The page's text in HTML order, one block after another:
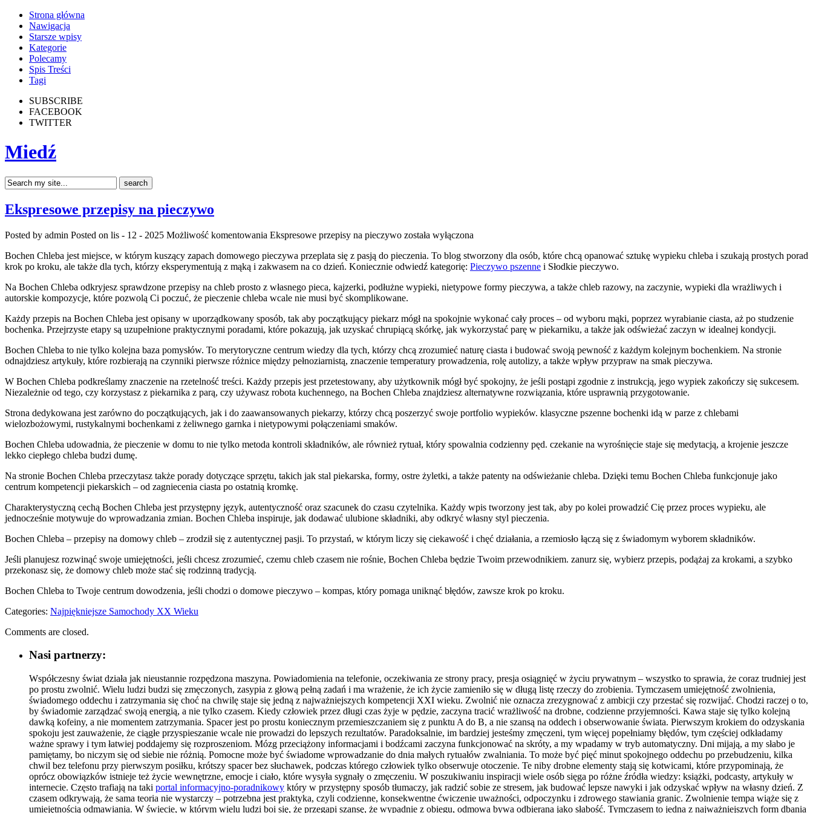
Strona główna
Nawigacja
Starsze wpisy
Kategorie
Polecamy
Spis Treści
Tagi
SUBSCRIBE
FACEBOOK
TWITTER
Miedź
Ekspresowe przepisy na pieczywo
Posted by admin Posted on lis - 12 - 2025 Możliwość komentowania Ekspresowe przepisy na pieczywo została wyłączona
Bochen Chleba jest miejsce, w którym kuszący zapach domowego pieczywa przeplata się z pasją do pieczenia. To blog stworzony dla osób, które chcą opanować sztukę wypieku chleba i szukają prostych porad
krok po kroku, ale także dla tych, którzy eksperymentują z mąką i zakwasem na co dzień. Koniecznie odwiedź kategorię: Pieczywo pszenne i Słodkie pieczywo.
Na Bochen Chleba odkryjesz sprawdzone przepisy na chleb prosto z własnego pieca, kajzerki, podłużne wypieki, nietypowe formy pieczywa, a także chleb razowy, na zaczynie, wypieki dla wrażliwych i
autorskie kompozycje, które pozwolą Ci poczuć, że pieczenie chleba wcale nie musi być skomplikowane.
Każdy przepis na Bochen Chleba jest opisany w uporządkowany sposób, tak aby początkujący piekarz mógł na spokojnie wykonać cały proces – od wyboru mąki, poprzez wyrabianie ciasta, aż po studzenie
bochenka. Przejrzyste etapy są uzupełnione praktycznymi poradami, które pokazują, jak uzyskać chrupiącą skórkę, jak wykorzystać parę w piekarniku, a także jak odświeżać zaczyn w idealnej kondycji.
Bochen Chleba to nie tylko kolejna baza pomysłów. To merytoryczne centrum wiedzy dla tych, którzy chcą zrozumieć naturę ciasta i budować swoją pewność z każdym kolejnym bochenkiem. Na stronie
odnajdziesz artykuły, które rozbierają na czynniki pierwsze różnice między pełnoziarnistą, znaczenie temperatury prowadzenia, rolę autolizy, a także wpływ przypraw na smak pieczywa.
W Bochen Chleba podkreślamy znaczenie na rzetelność treści. Każdy przepis jest przetestowany, aby użytkownik mógł być spokojny, że jeśli postąpi zgodnie z instrukcją, jego wypiek zakończy się sukcesem.
Niezależnie od tego, czy korzystasz z piekarnika z parą, czy używasz robota kuchennego, na Bochen Chleba znajdziesz alternatywne rozwiązania, które usprawnią przygotowanie.
Strona dedykowana jest zarówno do początkujących, jak i do zaawansowanych piekarzy, którzy chcą poszerzyć swoje portfolio wypieków. klasyczne pszenne bochenki idą w parze z chlebami
wielozbożowymi, rustykalnymi bochenkami z żeliwnego garnka i nietypowymi połączeniami smaków.
Bochen Chleba udowadnia, że pieczenie w domu to nie tylko metoda kontroli składników, ale również rytuał, który spowalnia codzienny pęd. czekanie na wyrośnięcie staje się medytacją, a krojenie jeszcze
lekko ciepłego chleba budzi dumę.
Na stronie Bochen Chleba przeczytasz także porady dotyczące sprzętu, takich jak stal piekarska, formy, ostre żyletki, a także patenty na odświeżanie chleba. Dzięki temu Bochen Chleba funkcjonuje jako
centrum kompetencji piekarskich – od zagniecenia ciasta po ostatnią kromkę.
Charakterystyczną cechą Bochen Chleba jest przystępny język, autentyczność oraz szacunek do czasu czytelnika. Każdy wpis tworzony jest tak, aby po kolei prowadzić Cię przez proces wypieku, ale
jednocześnie motywuje do wprowadzania zmian. Bochen Chleba inspiruje, jak dodawać ulubione składniki, aby odkryć własny styl pieczenia.
Bochen Chleba – przepisy na domowy chleb – zrodził się z autentycznej pasji. To przystań, w którym liczy się ciekawość i chęć działania, a rzemiosło łączą się z świadomym wyborem składników.
Jeśli planujesz rozwinąć swoje umiejętności, jeśli chcesz zrozumieć, czemu chleb czasem nie rośnie, Bochen Chleba będzie Twoim przewodnikiem. zanurz się, wybierz przepis, podążaj za krokami, a szybko
przekonasz się, że domowy chleb może stać się rodzinną tradycją.
Bochen Chleba to Twoje centrum dowodzenia, jeśli chodzi o domowe pieczywo – kompas, który pomaga uniknąć błędów, zawsze krok po kroku.
Categories: Najpiękniejsze Samochody XX Wieku
Comments are closed.
Nasi partnerzy:
Współczesny świat działa jak nieustannie rozpędzona maszyna. Powiadomienia na telefonie, oczekiwania ze strony pracy, presja osiągnięć w życiu prywatnym – wszystko to sprawia, że coraz trudniej jest
po prostu zwolnić. Wielu ludzi budzi się zmęczonych, zasypia z głową pełną zadań i ma wrażenie, że ich życie zamieniło się w długą listę rzeczy do zrobienia. Tymczasem umiejętność zwolnienia,
świadomego oddechu i zatrzymania się choć na chwilę staje się jedną z najważniejszych kompetencji XXI wieku. Zwolnić nie oznacza zrezygnować z ambicji czy przestać się rozwijać. Chodzi raczej o to,
by świadomie zarządzać swoją energią, a nie tylko czasem. Kiedy człowiek przez długi czas żyje w pędzie, zaczyna tracić wrażliwość na drobne, codzienne przyjemności. Kawa staje się tylko kolejną
dawką kofeiny, a nie momentem zatrzymania. Spacer jest po prostu koniecznym przemieszczaniem się z punktu A do B, a nie szansą na oddech i obserwowanie świata. Pierwszym krokiem do odzyskania
spokoju jest zauważenie, że ciągłe przyspieszanie wcale nie prowadzi do lepszych rezultatów. Paradoksalnie, im bardziej jesteśmy zmęczeni, tym więcej popełniamy błędów, tym częściej odkładamy
ważne sprawy i tym łatwiej poddajemy się rozproszeniom. Mózg przeciążony informacjami i bodźcami zaczyna funkcjonować na skróty, a my wpadamy w tryb automatyczny. Dni mijają, a my słabo je
pamiętamy, bo niczym się od siebie nie różnią. Pomocne może być świadome wprowadzanie do dnia małych rytuałów zwalniania. To może być pięć minut spokojnego oddechu po przebudzeniu, kilka
chwil bez telefonu przy pierwszym posiłku, krótszy spacer bez słuchawek, podczas którego człowiek tylko obserwuje otoczenie. Te niby drobne elementy stają się kotwicami, które przypominają, że
oprócz obowiązków istnieje też życie wewnętrzne, emocje i ciało, które wysyła sygnały o zmęczeniu. W poszukiwaniu inspiracji wiele osób sięga po różne źródła wiedzy: książki, podcasty, artykuły w
internecie. Często trafiają na taki portal informacyjno-poradnikowy który w przystępny sposób tłumaczy, jak radzić sobie ze stresem, jak budować lepsze nawyki i jak odzyskać wpływ na własny dzień. Z
czasem odkrywają, że sama teoria nie wystarczy – potrzebna jest praktyka, czyli codzienne, konsekwentne ćwiczenie uważności, odpoczynku i zdrowego stawiania granic. Zwolnienie tempa wiąże się z
umiejętnością odmawiania. W świecie, w którym wielu ludzi boi się, że przegapi szansę, że wypadnie z obiegu, odmowa bywa odbierana jako słabość. Tymczasem to jedna z najważniejszych form dbania